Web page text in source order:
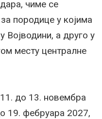
чиме се
породице у којима
Војводини, а друго у
месту централне
до 13. новембра
19. фебруара 2027,